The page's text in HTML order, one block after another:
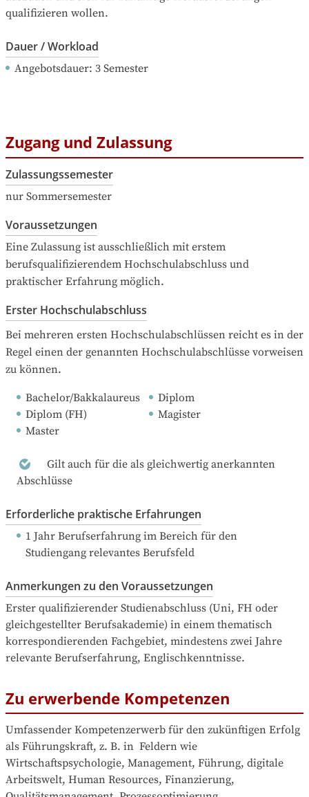
qualifizieren wollen.
Dauer / Workload
Angebotsdauer: 3 Semester
Zugang und Zulassung
Zulassungssemester
nur Sommersemester
Voraussetzungen
Eine Zulassung ist ausschließlich mit erstem
berufsqualifizierendem Hochschulabschluss und
praktischer Erfahrung möglich.
Erster Hochschulabschluss
Bei mehreren ersten Hochschulabschlüssen reicht es in der
Regel einen der genannten Hochschulabschlüsse vorweisen
zu können.
Bachelor/Bakkalaureus
Diplom
Diplom (FH)
Magister
Master
Gilt auch für die als gleichwertig anerkannten
Abschlüsse
Erforderliche praktische Erfahrungen
1 Jahr Berufserfahrung im Bereich für den
Studiengang relevantes Berufsfeld
Anmerkungen zu den Voraussetzungen
Erster qualifizierender Studienabschluss (Uni, FH oder
gleichgestellter Berufsakademie) in einem thematisch
korrespondierenden Fachgebiet, mindestens zwei Jahre
relevante Berufserfahrung, Englischkenntnisse.
Zu erwerbende Kompetenzen
Umfassender Kompetenzerwerb für den zukünftigen Erfolg
als Führungskraft, z. B. in  Feldern wie
Wirtschaftspsychologie, Management, Führung, digitale
Arbeitswelt, Human Resources, Finanzierung,